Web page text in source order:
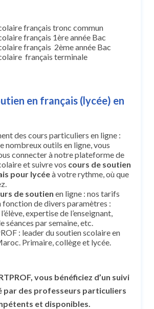
français tronc commun
français 1ère année Bac
français 2ème année Bac
français terminale
en français (lycée) en
des cours particuliers en ligne :
nombreux outils en ligne, vous
connecter à notre plateforme de
et suivre vos cours de soutien
pour lycéeà votre rythme, où que
de soutien en ligne : nos tarifs
fonction de divers paramètres :
expertise de l’enseignant,
séances par semaine, etc.
: leader du soutien scolaire en
Primaire, collège et lycée.
vous bénéficiez d’un suivi
par des professeurs particuliers
et disponibles.